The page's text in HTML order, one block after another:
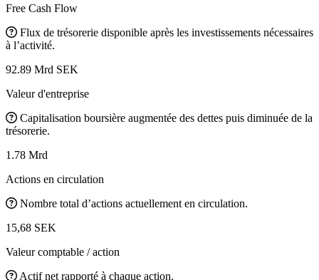
Free Cash Flow
Flux de trésorerie disponible après les investissements nécessaires
à l’activité.
92.89 Mrd SEK
Valeur d'entreprise
Capitalisation boursière augmentée des dettes puis diminuée de la
trésorerie.
1.78 Mrd
Actions en circulation
Nombre total d’actions actuellement en circulation.
15,68 SEK
Valeur comptable / action
Actif net rapporté à chaque action.